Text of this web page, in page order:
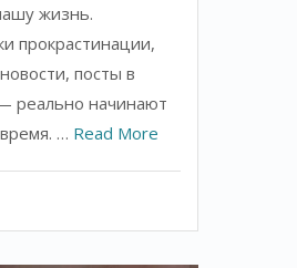
жизнь.
прокрастинации,
посты в
реально начинают
… Read More